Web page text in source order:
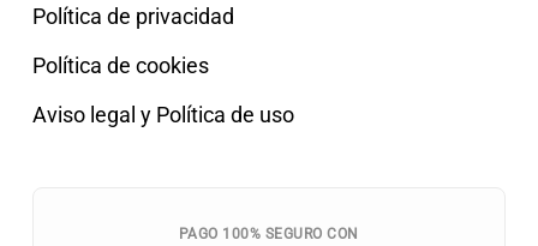
Política de privacidad
Política de cookies
Aviso legal y Política de uso
PAGO 100% SEGURO CON